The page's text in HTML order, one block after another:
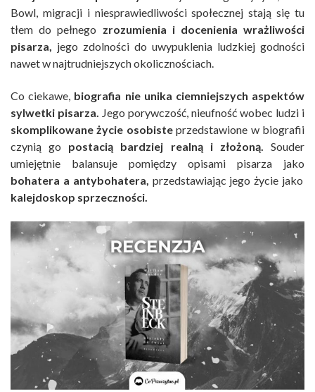
Bowl, migracji i niesprawiedliwości społecznej stają się tu
tłem do pełnego zrozumienia i docenienia wrażliwości
pisarza,
jego zdolności do uwypuklenia ludzkiej godności
nawet w najtrudniejszych okolicznościach.
Co ciekawe, biografia nie unika ciemniejszych aspektów
sylwetki pisarza.
Jego porywczość, nieufność wobec ludzi i
skomplikowane życie osobisteprzedstawione w biografii
czynią go postacią bardziej realną i złożoną.
Souder
umiejętnie balansuje pomiędzy opisami pisarza jako
bohatera a antybohatera, przedstawiając jego życie jako
kalejdoskop sprzeczności.